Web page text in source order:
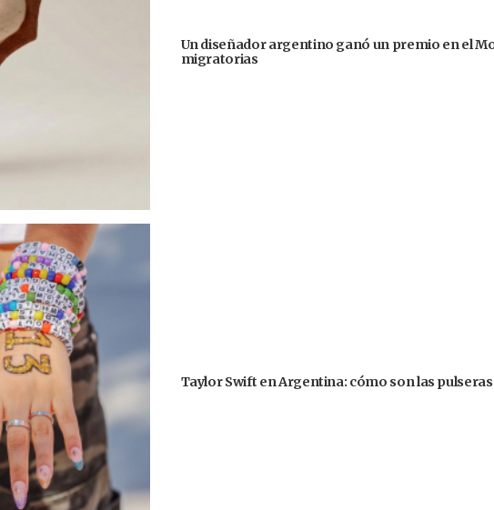
Un diseñador argentino ganó un premio en el
migratorias
Taylor Swift en Argentina: cómo son las